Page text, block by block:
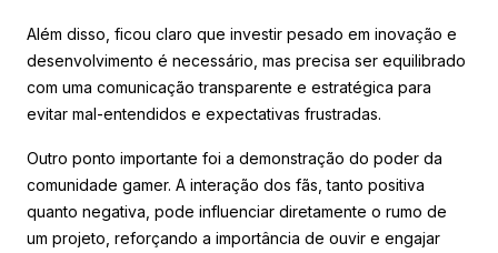
Além disso, ficou claro que investir pesado em inovação e
desenvolvimento é necessário, mas precisa ser equilibrado
com uma comunicação transparente e estratégica para
evitar mal-entendidos e expectativas frustradas.
Outro ponto importante foi a demonstração do poder da
comunidade gamer. A interação dos fãs, tanto positiva
quanto negativa, pode influenciar diretamente o rumo de
um projeto, reforçando a importância de ouvir e engajar